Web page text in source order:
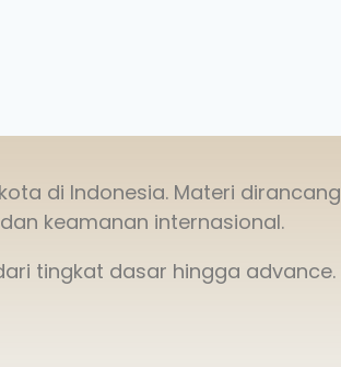
di Indonesia. Materi dirancang
keamanan internasional.
tingkat dasar hingga advance.